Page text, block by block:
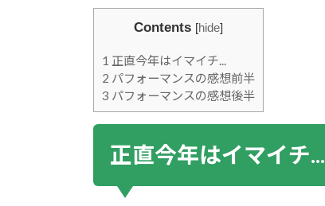
Contents [hide]
1 正直今年はイマイチ...
2 パフォーマンスの感想前半
3 パフォーマンスの感想後半
正直今年はイマイチ...